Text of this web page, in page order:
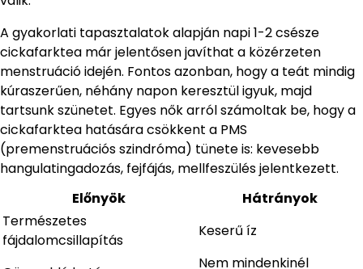
A gyakorlati tapasztalatok alapján napi 1-2 csésze
cickafarktea már jelentősen javíthat a közérzeten
menstruáció idején. Fontos azonban, hogy a teát mindig
kúraszerűen, néhány napon keresztül igyuk, majd
tartsunk szünetet. Egyes nők arról számoltak be, hogy a
cickafarktea hatására csökkent a PMS
(premenstruációs szindróma) tünete is: kevesebb
hangulatingadozás, fejfájás, mellfeszülés jelentkezett.
Előnyök
Hátrányok
Természetes
fájdalomcsillapítás
Keserű íz
Nem mindenkinél